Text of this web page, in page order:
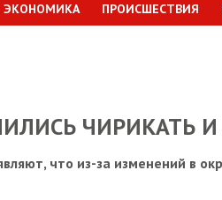
ЭКОНОМИКА ПРОИСШЕСТВИЯ
ЧИРИКАТЬ
что из-за изменений в